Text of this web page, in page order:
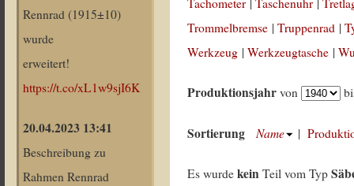
Rennrad (1915±10)
wurde
erweitert!
https://t.co/xL1w9sjI6K
20.04.2023 13:41
Beschreibung zu
Rahmen Rennrad
Tachometer |Taschenuhr |
Trommelbremse |Truppenrad |
Werkzeug |Werkzeugtasche |
Produktionsjahr von
Sortierung Name |
Es wurdekein Teil vom Typ